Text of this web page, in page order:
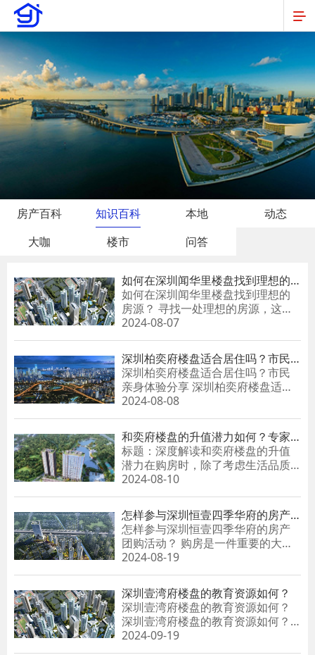
房产百科 知识百科 本地
动态
大咖
楼市 问答
如何在深圳闻华里楼盘找到理想的
房源？
如何在深圳闻华里楼盘找到理想的
房源？ 寻找一处理想的房源，这不
仅仅是为了拥有一个安全温馨的
家，更是为了未来的舒适......
2024-08-07
深圳柏奕府楼盘适合居住吗？市民
亲身体验分享
深圳柏奕府楼盘适合居住吗？市民
亲身体验分享 深圳柏奕府楼盘适合
居住吗？市民亲身体验......
2024-08-08
和奕府楼盘的升值潜力如何？专家
解读
标题：深度解读和奕府楼盘的升值
潜力在购房时，除了考虑生活品质
和舒适度外，许多购房者也会将房
产作为一项长期投资。因此，了
解......
2024-08-10
怎样参与深圳恒壹四季华府的房产
团购活动？
怎样参与深圳恒壹四季华府的房产
团购活动？ 购房是一件重要的大
事，而深圳恒壹四季华府则成为了
众多购房者的热门选择。然而，
有......
2024-08-19
深圳壹湾府楼盘的教育资源如何？
深圳壹湾府楼盘的教育资源如何？
深圳壹湾府楼盘的教育资源如何？
在选择购房时，教育......
2024-09-19